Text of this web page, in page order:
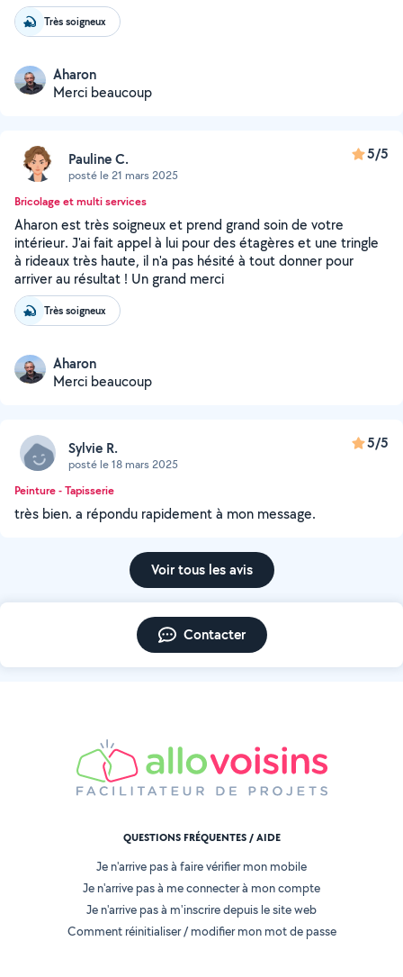
Très soigneux
Aharon
Merci beaucoup
Pauline C.
posté le 21 mars 2025
5/5
Bricolage et multi services
Aharon est très soigneux et prend grand soin de votre
intérieur. J'ai fait appel à lui pour des étagères et une tringle
à rideaux très haute, il n'a pas hésité à tout donner pour
arriver au résultat ! Un grand merci
Très soigneux
Aharon
Merci beaucoup
Sylvie R.
posté le 18 mars 2025
5/5
Peinture - Tapisserie
très bien. a répondu rapidement à mon message.
Voir tous les avis
Contacter
QUESTIONS FRÉQUENTES / AIDE
Je n'arrive pas à faire vérifier mon mobile
Je n'arrive pas à me connecter à mon compte
Je n'arrive pas à m'inscrire depuis le site web
Comment réinitialiser / modifier mon mot de passe